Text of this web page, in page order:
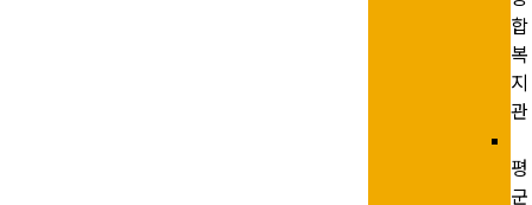
합
복
지
관
평
군